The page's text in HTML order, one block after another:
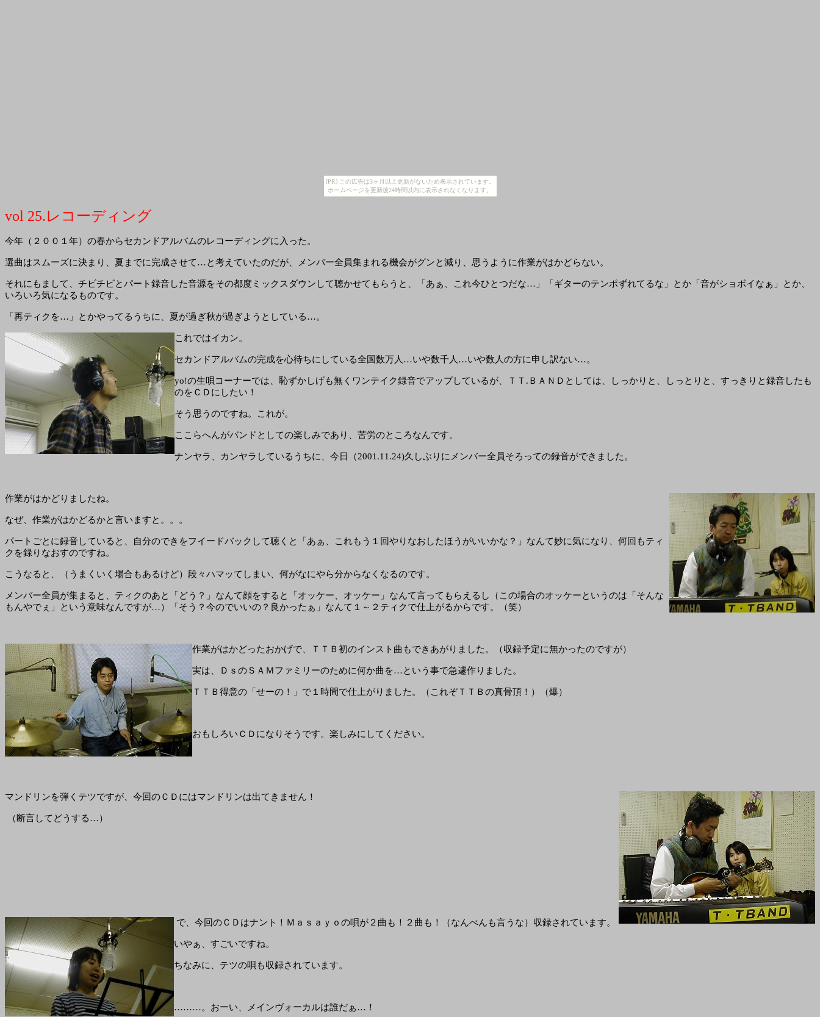
[PR] この広告は3ヶ月以上更新がないため表示されています。
ホームページを更新後24時間以内に表示されなくなります。
vol 25.レコーディング
今年（２００１年）の春からセカンドアルバムのレコーディングに入った。
選曲はスムーズに決まり、夏までに完成させて…と考えていたのだが、メンバー全員集まれる機会がグンと減り、思うように作業がはかどらない。
それにもまして、チビチビとパート録音した音源をその都度ミックスダウンして聴かせてもらうと、「あぁ、これ今ひとつだな…」「ギターのテンポずれてるな」とか「音がショボイなぁ」とか、
いろいろ気になるものです。
「再ティクを…」とかやってるうちに、夏が過ぎ秋が過ぎようとしている…。
これではイカン。
セカンドアルバムの完成を心待ちにしている全国数万人…いや数千人…いや数人の方に申し訳ない…。
yo!の生唄コーナーでは、恥ずかしげも無くワンテイク録音でアップしているが、ＴＴ.ＢＡＮＤとしては、しっかりと、しっとりと、すっきりと録音したも
のをＣＤにしたい！
そう思うのですね。これが。
ここらへんがバンドとしての楽しみであり、苦労のところなんです。
ナンヤラ、カンヤラしているうちに、今日（2001.11.24)久しぶりにメンバー全員そろっての録音ができました。
作業がはかどりましたね。
なぜ、作業がはかどるかと言いますと。。。
パートごとに録音していると、自分のできをフイードバックして聴くと「あぁ、これもう１回やりなおしたほうがいいかな？」なんて妙に気になり、何回もティ
クを録りなおすのですね。
こうなると、（うまくいく場合もあるけど）段々ハマッてしまい、何がなにやら分からなくなるのです。
メンバー全員が集まると、ティクのあと「どう？」なんて顔をすると「オッケー、オッケー」なんて言ってもらえるし（この場合のオッケーというのは「そんな
もんやでぇ」という意味なんですが…）「そう？今のでいいの？良かったぁ」なんて１～２ティクで仕上がるからです。（笑）
作業がはかどったおかげで、ＴＴＢ初のインスト曲もできあがりました。（収録予定に無かったのですが）
実は、ＤｓのＳＡＭファミリーのために何か曲を…という事で急遽作りました。
ＴＴＢ得意の「せーの！」で１時間で仕上がりました。（これぞＴＴＢの真骨頂！）（爆）
おもしろいＣＤになりそうです。楽しみにしてください。
マンドリンを弾くテツですが、今回のＣＤにはマンドリンは出てきません！
（断言してどうする…）
で、今回のＣＤはナント！Ｍａｓａｙｏの唄が２曲も！２曲も！（なんべんも言うな）収録されています。
いやぁ、すごいですね。
ちなみに、テツの唄も収録されています。
………。おーい、メインヴォーカルは誰だぁ…！